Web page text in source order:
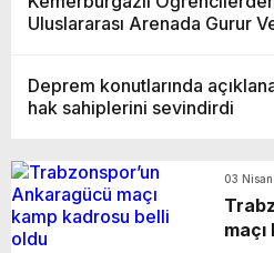
Uluslararası Arenada Gurur
Deprem konutlarında
hak sahiplerini sevindirdi
03